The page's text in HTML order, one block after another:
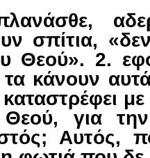
σπίτια,
Θεού». 2.
τα κάνουν
καταστρέφει
για
Αυτός,